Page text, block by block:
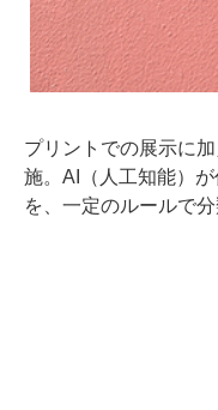
プリントでの展示に
施。AI（人工知能）
を、一定のルールで